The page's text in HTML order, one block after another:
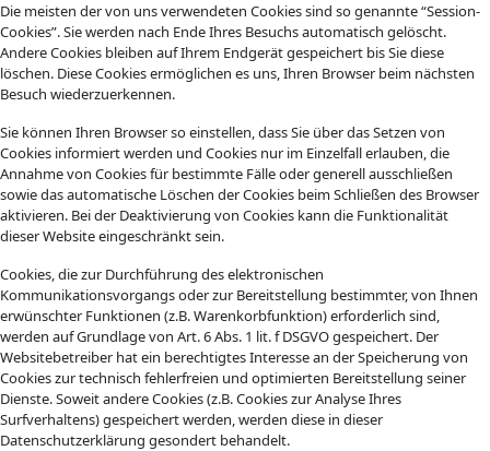
Die meisten der von uns verwendeten Cookies sind so genannte “Session-
Cookies”. Sie werden nach Ende Ihres Besuchs automatisch gelöscht.
Andere Cookies bleiben auf Ihrem Endgerät gespeichert bis Sie diese
löschen. Diese Cookies ermöglichen es uns, Ihren Browser beim nächsten
Besuch wiederzuerkennen.
Sie können Ihren Browser so einstellen, dass Sie über das Setzen von
Cookies informiert werden und Cookies nur im Einzelfall erlauben, die
Annahme von Cookies für bestimmte Fälle oder generell ausschließen
sowie das automatische Löschen der Cookies beim Schließen des Browser
aktivieren. Bei der Deaktivierung von Cookies kann die Funktionalität
dieser Website eingeschränkt sein.
Cookies, die zur Durchführung des elektronischen
Kommunikationsvorgangs oder zur Bereitstellung bestimmter, von Ihnen
erwünschter Funktionen (z.B. Warenkorbfunktion) erforderlich sind,
werden auf Grundlage von Art. 6 Abs. 1 lit. f DSGVO gespeichert. Der
Websitebetreiber hat ein berechtigtes Interesse an der Speicherung von
Cookies zur technisch fehlerfreien und optimierten Bereitstellung seiner
Dienste. Soweit andere Cookies (z.B. Cookies zur Analyse Ihres
Surfverhaltens) gespeichert werden, werden diese in dieser
Datenschutzerklärung gesondert behandelt.